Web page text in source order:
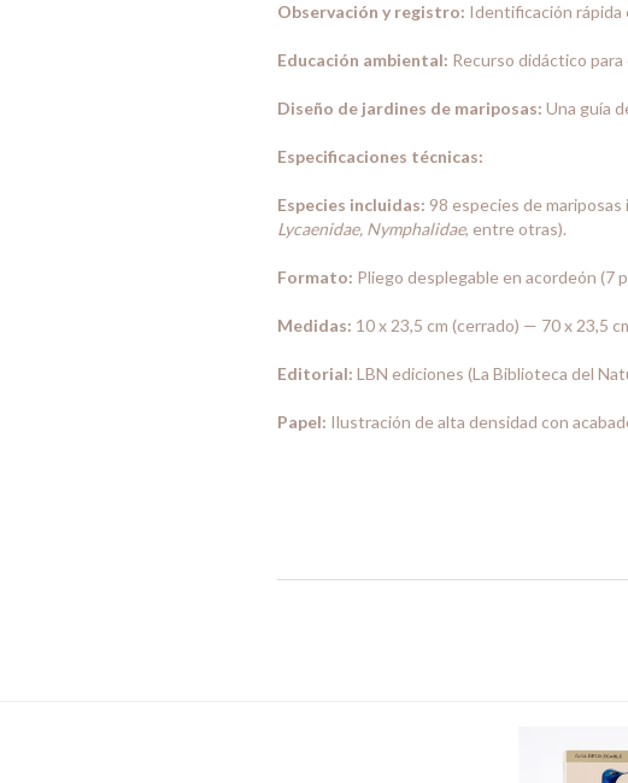
Observación y registro: Identificación rápida
Educación ambiental: Recurso didáctico
Diseño de jardines de mariposas: Una guía
Especificaciones técnicas:
Especies incluidas: 98 especies de
Lycaenidae, Nymphalidae, entre otras).
Formato: Pliego desplegable en acordeón (7
Medidas: 10 x 23,5 cm (cerrado) — 70 x 23,5
Editorial: LBN ediciones (La Biblioteca del
Papel: Ilustración de alta densidad con